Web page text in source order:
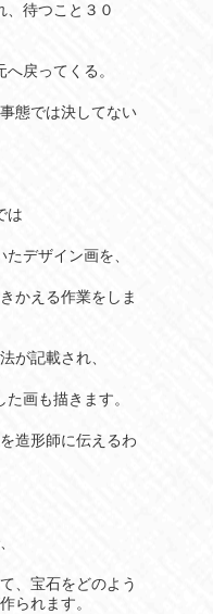
、待つこと３０
戻ってくる。
態では決してない
は
デザイン画を、
かえる作業をしま
が記載され、
画も描きます。
造形師に伝えるわ
、宝石をどのよう
られます。